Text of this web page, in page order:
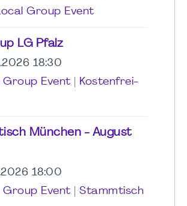
Group Event
LG Pfalz
18:30
Group Event
Kostenfrei-
München - August
18:00
Group Event
Stammtisch